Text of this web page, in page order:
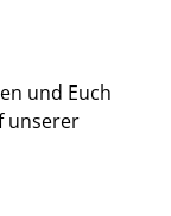
>
und Euch
unserer